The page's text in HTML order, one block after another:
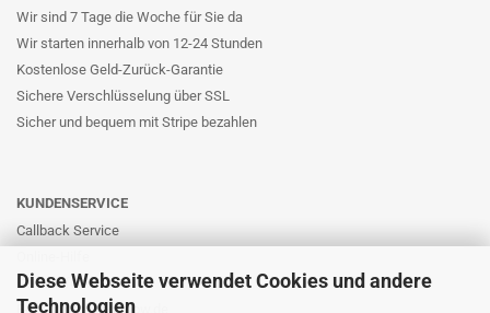
Diese Webseite verwendet Cookies und andere
Technologien
Wir sind 7 Tage die Woche für Sie da
Wir starten innerhalb von 12-24 Stunden
Kostenlose Geld-Zurück-Garantie
Sichere Verschlüsselung über SSL
Sicher und bequem mit Stripe bezahlen
KUNDENSERVICE
Callback Service
Kontaktformular
E-Mail: info@likernow.de